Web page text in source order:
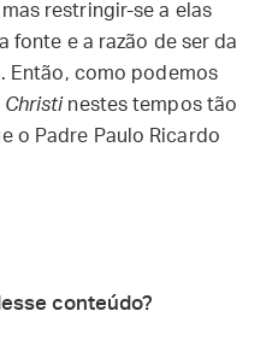
restringir-se a elas
fonte e a razão de ser da
Então, como podemos
Christi nestes tempos tão
o Padre Paulo Ricardo
conteúdo?